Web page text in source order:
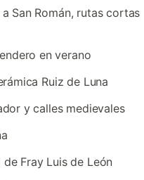
San Román, rutas cortas
en verano
Ruiz de Luna
y calles medievales
Fray Luis de León